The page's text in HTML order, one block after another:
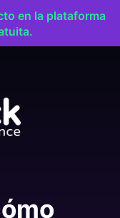
en la plataforma